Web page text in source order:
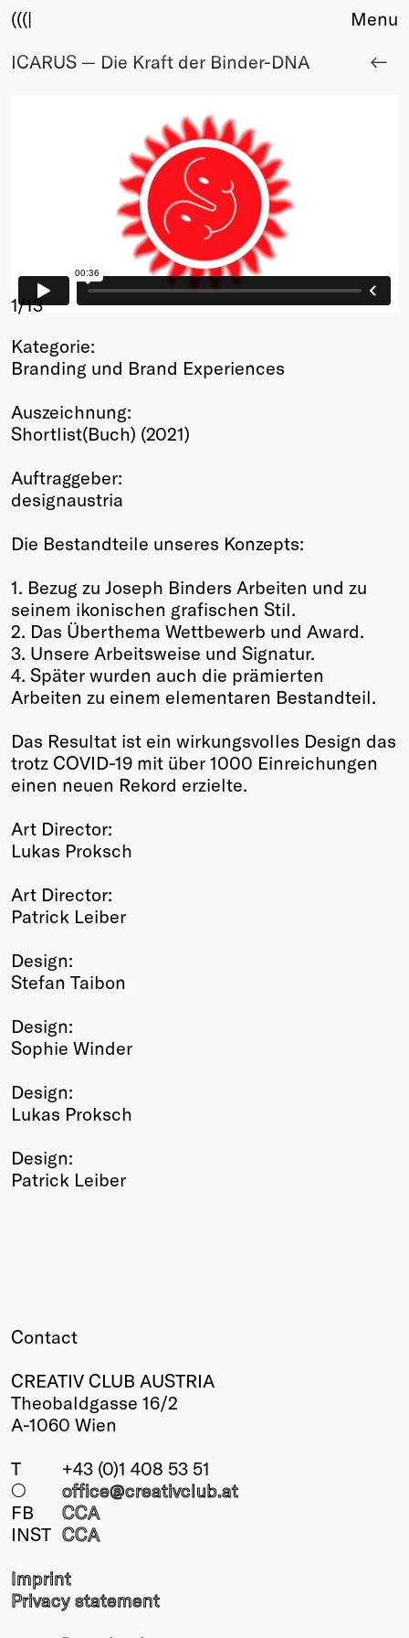
(((|
About
Membership
Members
Young Creatives
Winners
Past
Annual
Menu
ICARUS — Die Kraft der Binder-DNA
1/13
Kategorie:
Branding und Brand Experiences
Auszeichnung:
Shortlist(Buch) (2021)
Auftraggeber:
designaustria
Die Bestandteile unseres Konzepts:
1. Bezug zu Joseph Binders Arbeiten und zu
seinem ikonischen grafischen Stil.
2. Das Überthema Wettbewerb und Award.
3. Unsere Arbeitsweise und Signatur.
4. Später wurden auch die prämierten
Arbeiten zu einem elementaren Bestandteil.
Das Resultat ist ein wirkungsvolles Design das
trotz COVID-19 mit über 1000 Einreichungen
einen neuen Rekord erzielte.
Art Director:
Lukas Proksch
Art Director:
Patrick Leiber
Design:
Stefan Taibon
Design:
Sophie Winder
Design:
Lukas Proksch
Design:
Patrick Leiber
Contact
CREATIV CLUB AUSTRIA
Theobaldgasse 16/2
A-1060 Wien
T
+43 (0)1 408 53 51
○
office@creativclub.at
FB
CCA
INST CCA
Imprint
Privacy statement